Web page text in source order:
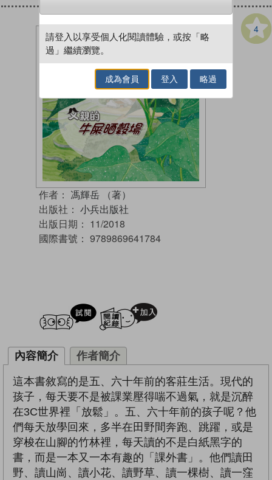
4
作者： 馮輝岳 （著）
出版社： 小兵出版社
出版日期： 11/2018
國際書號： 9789869641784
試閲
內容簡介 作者簡介
這本書敘寫的是五、六十年前的客莊生活。現代的
孩子，每天要不是被課業壓得喘不過氣，就是沉醉
在3C世界裡「放鬆」。五、六十年前的孩子呢？他
們每天放學回來，多半在田野間奔跑、跳躍，或是
穿梭在山腳的竹林裡，每天讀的不是白紙黑字的
書，而是一本又一本有趣的「課外書」。他們讀田
野、讀山崗、讀小花、讀野草、讀一棵樹、讀一窪
請登入以享受個人化閱讀體驗，或按「略
過」繼續瀏覽。
成為會員 登入 略過